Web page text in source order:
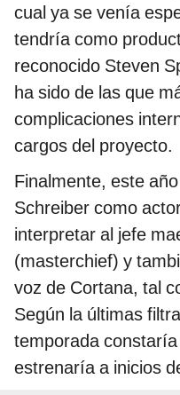
cual ya se venía
tendría como
reconocido Steven
ha sido de las que
complicaciones
cargos del proyecto.
Finalmente, este
Schreiber como
interpretar al jefe
(masterchief) y
voz de Cortana, tal
Según la últimas
temporada
estrenaría a inicios